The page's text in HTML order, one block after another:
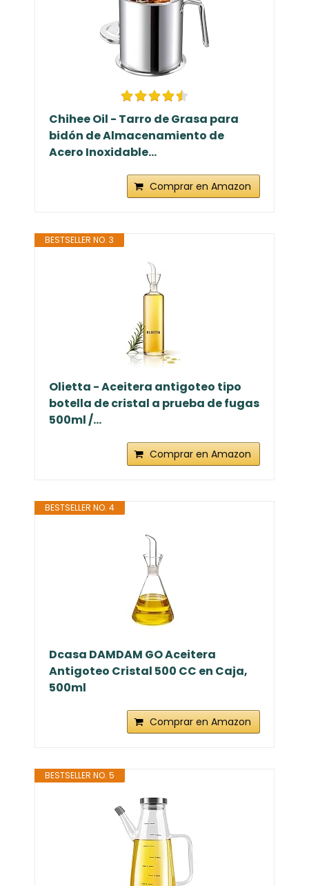
Chihee Oil - Tarro de Grasa para
bidón de Almacenamiento de
Acero Inoxidable...
Comprar en Amazon
BESTSELLER NO. 3
Olietta - Aceitera antigoteo tipo
botella de cristal a prueba de fugas
500ml /...
Comprar en Amazon
BESTSELLER NO. 4
Dcasa DAMDAM GO Aceitera
Antigoteo Cristal 500 CC en Caja,
500ml
Comprar en Amazon
BESTSELLER NO. 5